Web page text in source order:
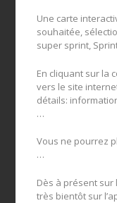
Une carte
souhaitée,
super sprint,
En cliquant sur la
vers le site
détails:
…
Vous ne pourrez
…
Dès à présent
très bientôt sur